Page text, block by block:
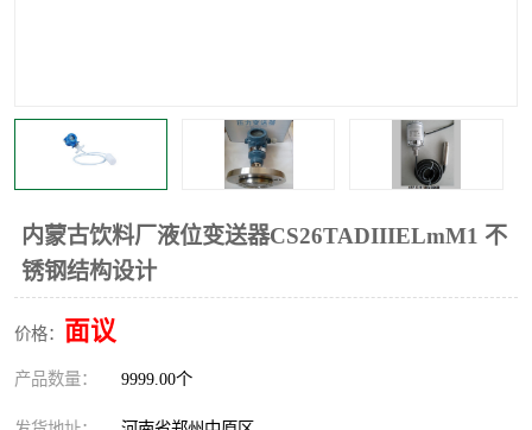
内蒙古饮料厂液位变送器CS26TADIIIELmM1 不
锈钢结构设计
价格： 面议
产品数量： 9999.00个